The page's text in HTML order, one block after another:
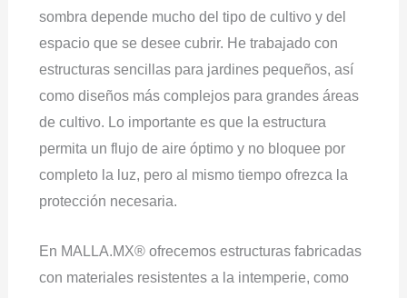
sombra depende mucho del tipo de cultivo y del
espacio que se desee cubrir. He trabajado con
estructuras sencillas para jardines pequeños, así
como diseños más complejos para grandes áreas
de cultivo. Lo importante es que la estructura
permita un flujo de aire óptimo y no bloquee por
completo la luz, pero al mismo tiempo ofrezca la
protección necesaria.
En MALLA.MX® ofrecemos estructuras fabricadas
con materiales resistentes a la intemperie, como